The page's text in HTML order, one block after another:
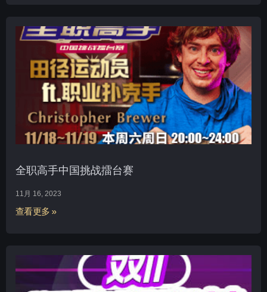
全职高手中国挑战擂台赛
11月 16, 2023
查看更多 »